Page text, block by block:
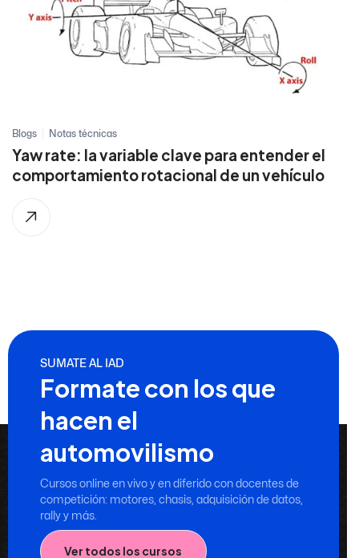
Blogs Notas técnicas
Yaw rate: la variable clave para entender el
comportamiento rotacional de un vehículo
SUMATE AL IAD
Formate con los que
hacen el
automovilismo
Cursos online en vivo y en diferido con docentes de
competición: motores, chasis, adquisición de datos,
rally y más.
Ver todos los cursos